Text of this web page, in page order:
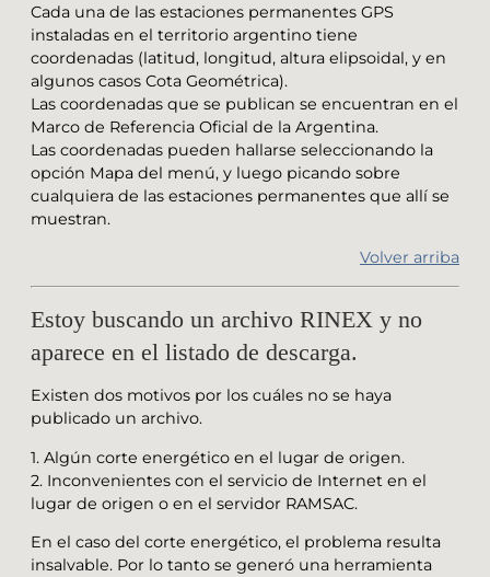
Cada una de las estaciones permanentes GPS
instaladas en el territorio argentino tiene
coordenadas (latitud, longitud, altura elipsoidal, y en
algunos casos Cota Geométrica).
Las coordenadas que se publican se encuentran en el
Marco de Referencia Oficial de la Argentina.
Las coordenadas pueden hallarse seleccionando la
opción Mapa del menú, y luego picando sobre
cualquiera de las estaciones permanentes que allí se
muestran.
Volver arriba
Estoy buscando un archivo RINEX y no
aparece en el listado de descarga.
Existen dos motivos por los cuáles no se haya
publicado un archivo.
1. Algún corte energético en el lugar de origen.
2. Inconvenientes con el servicio de Internet en el
lugar de origen o en el servidor RAMSAC.
En el caso del corte energético, el problema resulta
insalvable. Por lo tanto se generó una herramienta